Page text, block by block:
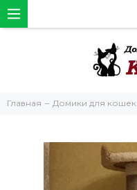
Главная Домики для кошек